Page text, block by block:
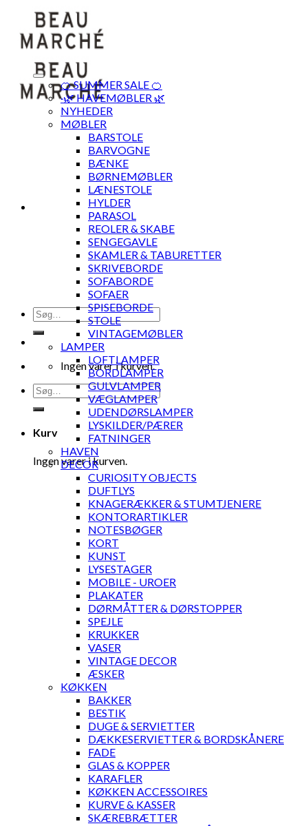
content
Søg
efter:
Ingen varer i kurven.
Søg
efter:
Kurv
Ingen varer i kurven.
🍊 SUMMER SALE 🍊
·🌿 HAVEMØBLER 🌿
NYHEDER
MØBLER
BARSTOLE
BARVOGNE
BÆNKE
BØRNEMØBLER
LÆNESTOLE
HYLDER
PARASOL
REOLER & SKABE
SENGEGAVLE
SKAMLER & TABURETTER
SKRIVEBORDE
SOFABORDE
SOFAER
SPISEBORDE
STOLE
VINTAGEMØBLER
LAMPER
LOFTLAMPER
BORDLAMPER
GULVLAMPER
VÆGLAMPER
UDENDØRSLAMPER
LYSKILDER/PÆRER
FATNINGER
HAVEN
DECOR
CURIOSITY OBJECTS
DUFTLYS
KNAGERÆKKER & STUMTJENERE
KONTORARTIKLER
NOTESBØGER
KORT
KUNST
LYSESTAGER
MOBILE - UROER
PLAKATER
DØRMÅTTER & DØRSTOPPER
SPEJLE
KRUKKER
VASER
VINTAGE DECOR
ÆSKER
KØKKEN
BAKKER
BESTIK
DUGE & SERVIETTER
DÆKKESERVIETTER & BORDSKÅNERE
FADE
GLAS & KOPPER
KARAFLER
KØKKEN ACCESSOIRES
KURVE & KASSER
SKÆREBRÆTTER